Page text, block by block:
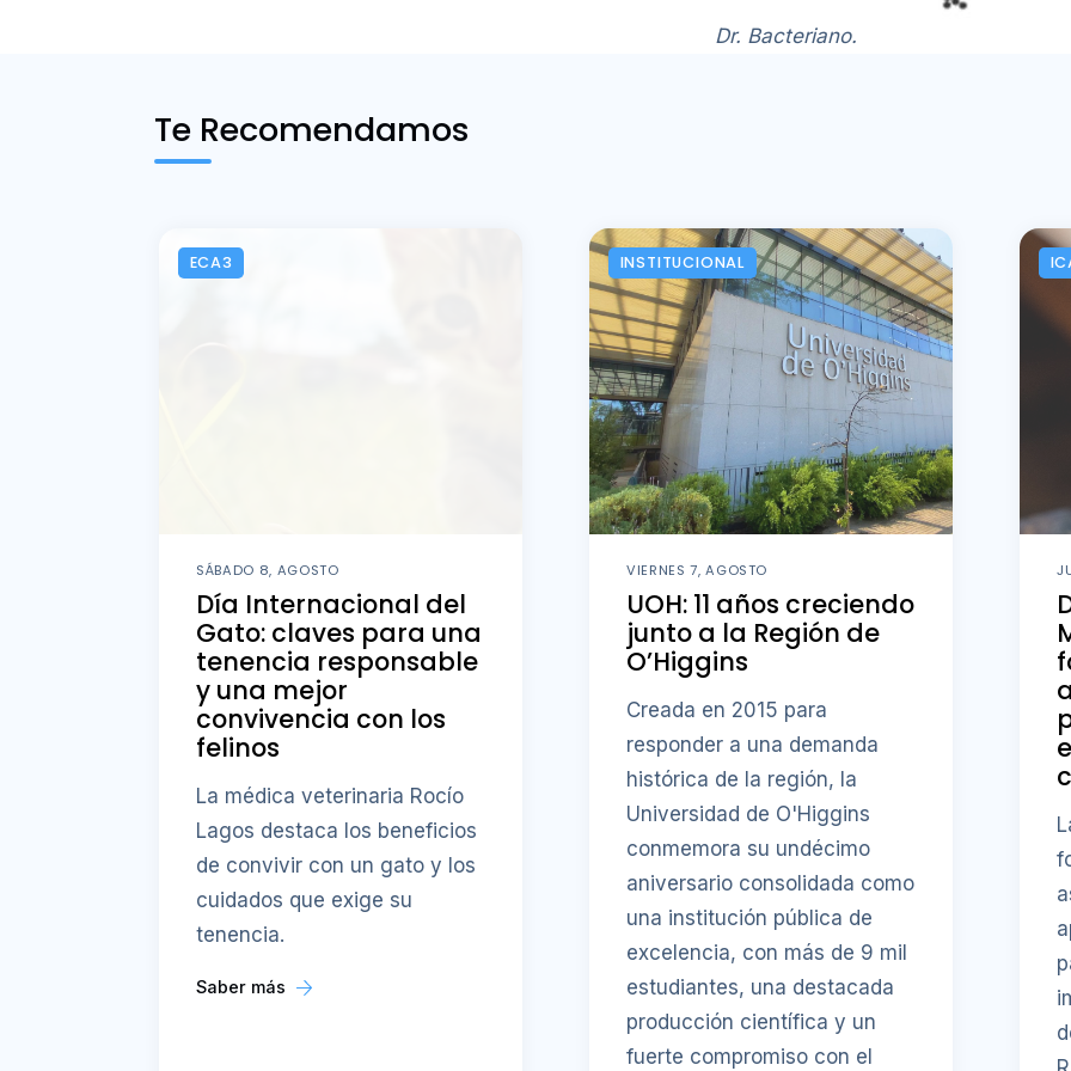
Dr. Bacteriano.
Te Recomendamos
ECA3
SÁBADO 8, AGOSTO
Día Internacional del
Gato: claves para una
tenencia responsable
y una mejor
convivencia con los
felinos
La médica veterinaria Rocío
Lagos destaca los beneficios
de convivir con un gato y los
cuidados que exige su
tenencia.
Saber más
INSTITUCIONAL
VIERNES 7, AGOSTO
UOH: 11 años creciendo
junto a la Región de
O’Higgins
Creada en 2015 para
responder a una demanda
histórica de la región, la
Universidad de O'Higgins
conmemora su undécimo
aniversario consolidada como
una institución pública de
excelencia, con más de 9 mil
estudiantes, una destacada
producción científica y un
fuerte compromiso con el